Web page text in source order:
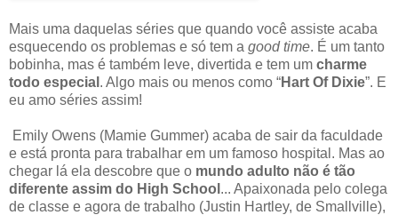
Mais uma daquelas séries que quando você assiste acaba
esquecendo os problemas e só tem a good time. É um tanto
bobinha, mas é também leve, divertida e tem um charme
todo especial . Algo mais ou menos como “Hart Of Dixie”. E
eu amo séries assim!
Emily Owens (Mamie Gummer) acaba de sair da faculdade
e está pronta para trabalhar em um famoso hospital. Mas ao
chegar lá ela descobre que o mundo adulto não é tão
diferente assim do High School ... Apaixonada pelo colega
de classe e agora de trabalho (Justin Hartley, de Smallville),